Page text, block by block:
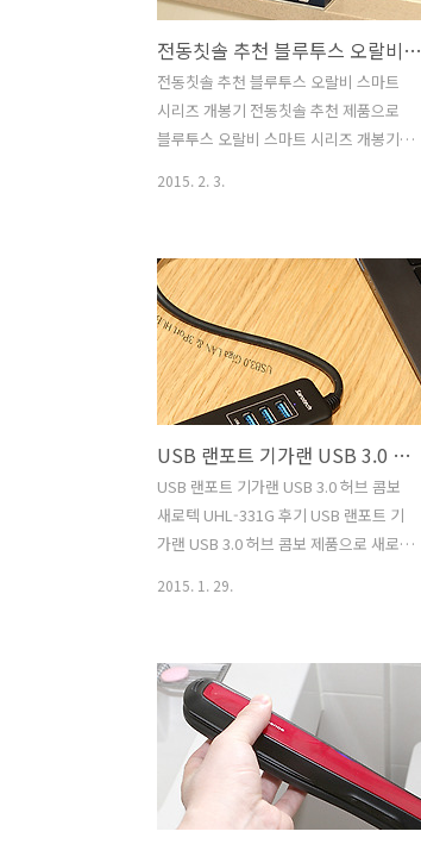
이스도 그대로 사용이 가능 합니다. 물론
갤럭시S5의 경우 무선충전키트를 제공하
는데요. 근데 그 무선충전 케이스가 꽤 두
껍습니다. 그래서 다른 케이스를 쓸 수 없
죠. 하지만 Freedy Dual Wireless Ch..
전동칫솔 추천 블루투스 오랄비 스마트 시리즈 개봉기
전동칫솔 추천 블루투스 오랄비 스마트
시리즈 개봉기 전동칫솔 추천 제품으로
블루투스 오랄비 스마트 시리즈 개봉기
고 그런지 대충 치솔질을 하고 마무리 하
는 분들도 많습니다. 그런분들에게 전동
칫솔 추천을 해주고 싶습니다. 빠른시간
내에 여러곳을 골고루 치아를 청소할 수
있습니다. 그리고 효과적으로 깨끗하게
할 수 있죠. 물론 전동칫솔 추천을 하면 안
되는 분들도 있습니다. 치솔질을 워낙 잘
하는 사람들은 필요가 없을 수 있습니다.
왜냐면 의사들도 말하는것이지만 손으로
직접 구석구석 치실까지 이용해서 청소하
는 분이라면 그게 제일 좋기 때문이죠. 하
분들..
2015. 2. 3.
USB 랜포트 기가랜 USB 3.0 허브 콤보 새로텍 UHL-331G 후기
USB 랜포트 기가랜 USB 3.0 허브 콤보
새로텍 UHL-331G 후기 USB 랜포트 기
가랜 USB 3.0 허브 콤보 제품으로 새로텍
데요. 그래서 최근에 나온 슬림한 노트북
들이나 맥북에어 같은 경우 랜포트가 없
습니다. 그래서 USB 랜포트 기가랜을 찾
는 분들이 많은데요. 그런데 USB 3.0 허
브와 기가랜을 합쳐둔 아이디어 상품으로
새로텍 UHL-331G이 있습니다. USB 3.0
단자를 기가비트 랜포트로 활용하면서도
2015. 1. 29.